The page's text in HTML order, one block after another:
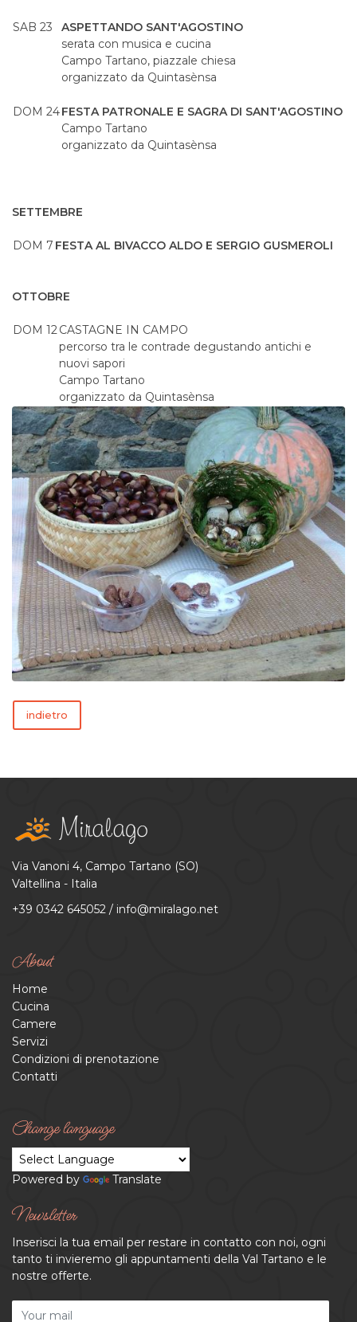
SAB 23
ASPETTANDO SANT'AGOSTINO
serata con musica e cucina
Campo Tartano, piazzale chiesa
organizzato da Quintasènsa
DOM 24FESTA PATRONALE E SAGRA DI SANT'AGOSTINO
Campo Tartano
organizzato da Quintasènsa
SETTEMBRE
DOM 7 FESTA AL BIVACCO ALDO E SERGIO GUSMEROLI
OTTOBRE
DOM 12CASTAGNE IN CAMPO
percorso tra le contrade degustando antichi e
nuovi sapori
Campo Tartano
organizzato da Quintasènsa
indietro
Via Vanoni 4, Campo Tartano (SO)
Valtellina - Italia
+39 0342 645052 / info@miralago.net
About
Home
Cucina
Camere
Servizi
Condizioni di prenotazione
Contatti
Change language
Powered by Translate
Newsletter
Inserisci la tua email per restare in contatto con noi, ogni
tanto ti invieremo gli appuntamenti della Val Tartano e le
nostre offerte.